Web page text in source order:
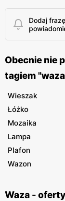
Dodaj
Obecnie nie
tagiem
Wieszak
Łóżko
Mozaika
Lampa
Plafon
Wazon
Waza -